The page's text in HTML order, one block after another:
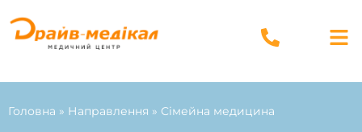
Головна » Направлення » Сімейна медицина